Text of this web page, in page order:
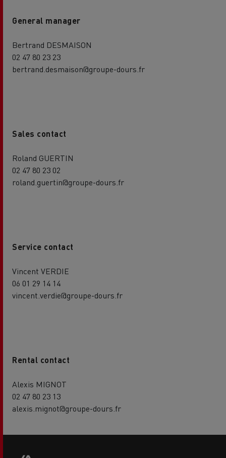
General manager
Bertrand DESMAISON
02 47 80 23 23
bertrand.desmaison@groupe-dours.fr
Sales contact
Roland GUERTIN
02 47 80 23 02
roland.guertin@groupe-dours.fr
Service contact
Vincent VERDIE
06 01 29 14 14
vincent.verdie@groupe-dours.fr
Rental contact
Alexis MIGNOT
02 47 80 23 13
alexis.mignot@groupe-dours.fr